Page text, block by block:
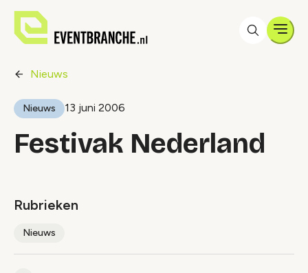
Nieuws
Nieuws 13 juni 2006
Festivak Nederland
Rubrieken
Nieuws